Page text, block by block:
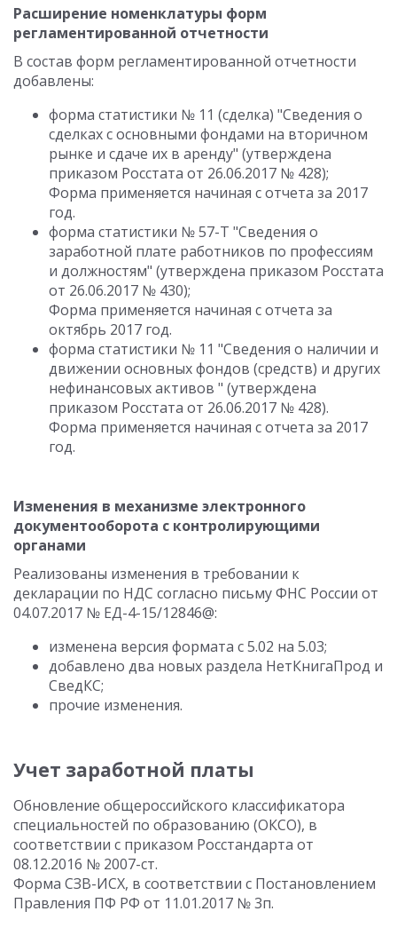
Расширение номенклатуры форм
регламентированной отчетности
В состав форм регламентированной отчетности
добавлены:
форма статистики № 11 (сделка) "Сведения о
сделках с основными фондами на вторичном
рынке и сдаче их в аренду" (утверждена
приказом Росстата от 26.06.2017 № 428);
Форма применяется начиная с отчета за 2017
год.
форма статистики № 57-Т "Сведения о
заработной плате работников по профессиям
и должностям" (утверждена приказом Росстата
от 26.06.2017 № 430);
Форма применяется начиная с отчета за
октябрь 2017 год.
форма статистики № 11 "Сведения о наличии и
движении основных фондов (средств) и других
нефинансовых активов " (утверждена
приказом Росстата от 26.06.2017 № 428).
Форма применяется начиная с отчета за 2017
год.
Изменения в механизме электронного
документооборота с контролирующими
органами
Реализованы изменения в требовании к
декларации по НДС согласно письму ФНС России от
04.07.2017 № ЕД-4-15/12846@:
изменена версия формата с 5.02 на 5.03;
добавлено два новых раздела НетКнигаПрод и
СведКС;
прочие изменения.
Учет заработной платы
Обновление общероссийского классификатора
специальностей по образованию (ОКСО), в
соответствии с приказом Росстандарта от
08.12.2016 № 2007-ст.
Форма СЗВ-ИСХ, в соответствии с Постановлением
Правления ПФ РФ от 11.01.2017 № 3п.